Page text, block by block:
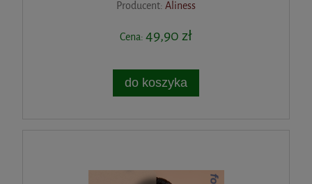
Producent: Aliness
Cena: 49,90 zł
do koszyka